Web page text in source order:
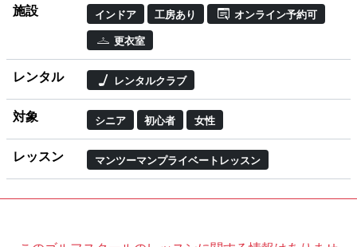
施設 インドア 工房あり オンライン予約可
更衣室
レンタル レンタルクラブ
対象 シニア 初心者 女性
レッスン マンツーマンプライベートレッスン